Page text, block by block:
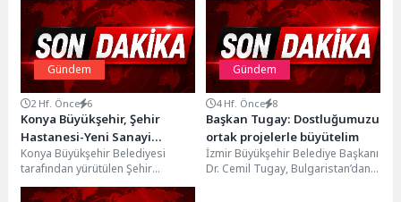
Gündem
2 Hf. Önce 6
Konya Büyükşehir, Şehir
Hastanesi-Yeni Sanayi
Tramvay Hattı
Güzergâhındaki Bölgelerin
Yol Altyapısını Güçlendiriyor
Konya Büyükşehir Belediyesi
tarafından yürütülen Şehir
hastanesi-Yeni Sanayi Sitesi
Gündem
4 Hf. Önce 8
Başkan Tugay: Dostluğumuzu
ortak projelerle büyütelim
İzmir Büyükşehir Belediye Başkanı
Dr. Cemil Tugay, Bulgaristan’dan